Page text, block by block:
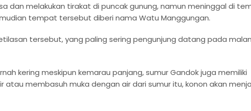
dan melakukan tirakat di puncak gunung, namun meninggal di
tempat tersebut diberi nama Watu Manggungan.
tersebut, yang paling sering pengunjung datang pada
kering meskipun kemarau panjang, sumur Gandok juga memiliki
atau membasuh muka dengan air dari sumur itu, konon akan